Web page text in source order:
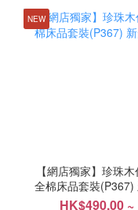
NEW
【網店獨家】珍珠
全棉床品套裝(P367)
級
HK$490.00 ~